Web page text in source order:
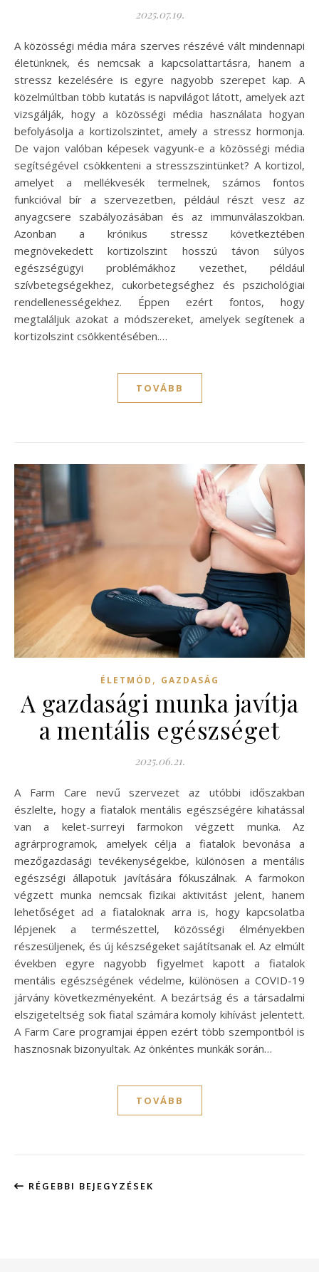
2025.07.19.
A közösségi média mára szerves részévé vált mindennapi
életünknek, és nemcsak a kapcsolattartásra, hanem a
stressz kezelésére is egyre nagyobb szerepet kap. A
közelmúltban több kutatás is napvilágot látott, amelyek azt
vizsgálják, hogy a közösségi média használata hogyan
befolyásolja a kortizolszintet, amely a stressz hormonja.
De vajon valóban képesek vagyunk-e a közösségi média
segítségével csökkenteni a stresszszintünket? A kortizol,
amelyet a mellékvesék termelnek, számos fontos
funkcióval bír a szervezetben, például részt vesz az
anyagcsere szabályozásában és az immunválaszokban.
Azonban a krónikus stressz következtében
megnövekedett kortizolszint hosszú távon súlyos
egészségügyi problémákhoz vezethet, például
szívbetegségekhez, cukorbetegséghez és pszichológiai
rendellenességekhez. Éppen ezért fontos, hogy
megtaláljuk azokat a módszereket, amelyek segítenek a
kortizolszint csökkentésében.…
TOVÁBB
ÉLETMÓD , GAZDASÁG
A gazdasági munka javítja
a mentális egészséget
2025.06.21.
A Farm Care nevű szervezet az utóbbi időszakban
észlelte, hogy a fiatalok mentális egészségére kihatással
van a kelet-surreyi farmokon végzett munka. Az
agrárprogramok, amelyek célja a fiatalok bevonása a
mezőgazdasági tevékenységekbe, különösen a mentális
egészségi állapotuk javítására fókuszálnak. A farmokon
végzett munka nemcsak fizikai aktivitást jelent, hanem
lehetőséget ad a fiataloknak arra is, hogy kapcsolatba
lépjenek a természettel, közösségi élményekben
részesüljenek, és új készségeket sajátítsanak el. Az elmúlt
években egyre nagyobb figyelmet kapott a fiatalok
mentális egészségének védelme, különösen a COVID-19
járvány következményeként. A bezártság és a társadalmi
elszigeteltség sok fiatal számára komoly kihívást jelentett.
A Farm Care programjai éppen ezért több szempontból is
hasznosnak bizonyultak. Az önkéntes munkák során…
TOVÁBB
RÉGEBBI BEJEGYZÉSEK